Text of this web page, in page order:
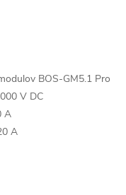
BOS-GM5.1 Pro
V DC
A
A